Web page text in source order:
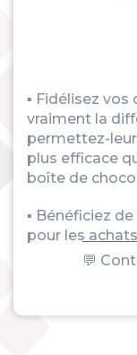
▪ Fidélisez
vraiment la
permettez-
plus efficace
boîte de
▪ Bénéficiez de
pour les
💬